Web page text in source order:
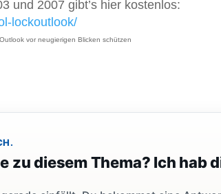
und 2007 gibt’s hier kostenlos:
lockoutlook/
vor neugierigen Blicken schützen
zu diesem Thema? Ich hab